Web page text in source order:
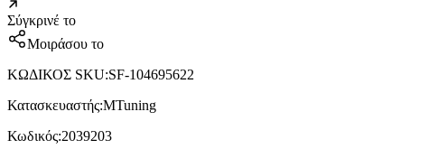
Σύγκρινέ το
Μοιράσου το
ΚΩΔΙΚΟΣ SKU:SF-104695622
Κατασκευαστής:MTuning
Κωδικός:2039203